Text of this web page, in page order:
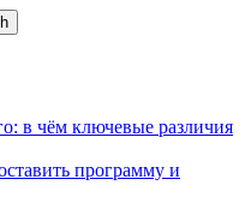
в чём ключевые различия
программу и